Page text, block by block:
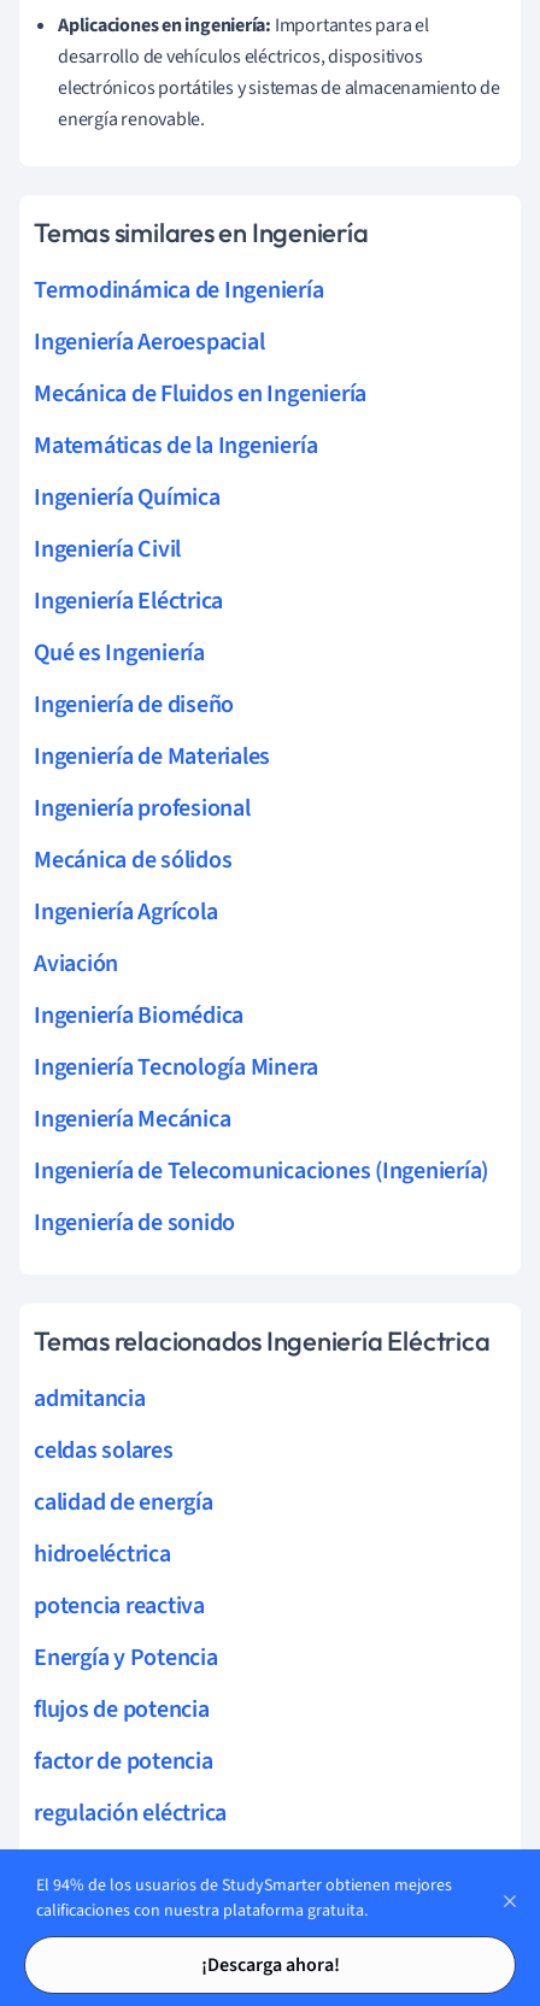
Tarjetas de estudio
Tarjetas de estudio
Aplicaciones en ingeniería: Importantes para el
desarrollo de vehículos eléctricos, dispositivos
electrónicos portátiles y sistemas de almacenamiento de
energía renovable.
Temas similares en Ingeniería
Termodinámica de Ingeniería
Ingeniería Aeroespacial
Mecánica de Fluidos en Ingeniería
Matemáticas de la Ingeniería
Ingeniería Química
Ingeniería Civil
Ingeniería Eléctrica
Qué es Ingeniería
Ingeniería de diseño
Ingeniería de Materiales
Ingeniería profesional
Mecánica de sólidos
Ingeniería Agrícola
Aviación
Ingeniería Biomédica
Ingeniería Tecnología Minera
Ingeniería Mecánica
Ingeniería de Telecomunicaciones (Ingeniería)
Ingeniería de sonido
Temas relacionados Ingeniería Eléctrica
admitancia
celdas solares
calidad de energía
hidroeléctrica
potencia reactiva
Energía y Potencia
flujos de potencia
factor de potencia
regulación eléctrica
planificación de la demanda
máquinas eléctricas
El 94% de los usuarios de StudySmarter obtienen mejores
calificaciones con nuestra plataforma gratuita.
¡Descarga ahora!